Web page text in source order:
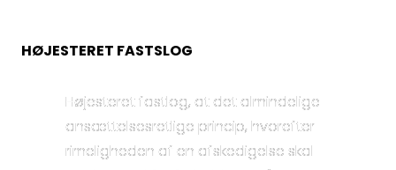
Kontakt
Fagområder
HØJESTERET FASTSLOG
Højesteret fastlog, at det almindelige
ansættelsesretlige princip, hvorefter
rimeligheden af en afskedigelse skal